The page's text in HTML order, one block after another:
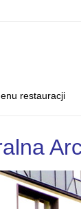
restauracji